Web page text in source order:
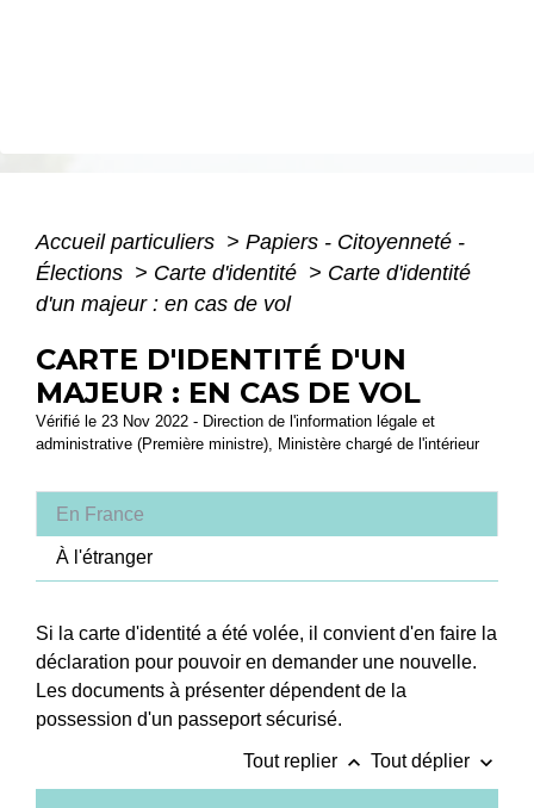
Accueil particuliers > Papiers - Citoyenneté -
Élections > Carte d'identité > Carte d'identité
d'un majeur : en cas de vol
CARTE D'IDENTITÉ D'UN
MAJEUR : EN CAS DE VOL
Vérifié le 23 Nov 2022 - Direction de l'information légale et
administrative (Première ministre), Ministère chargé de l'intérieur
En France
À l'étranger
Si la carte d'identité a été volée, il convient d'en faire la
déclaration pour pouvoir en demander une nouvelle.
Les documents à présenter dépendent de la
possession d'un passeport sécurisé.
Tout replier keyboard_arrow_up Tout déplier keyboard_arrow_down